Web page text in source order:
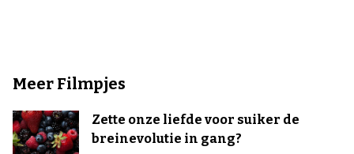
Meer Filmpjes
Zette onze liefde voor suiker de
breinevolutie in gang?